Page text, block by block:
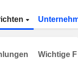
Wichtige